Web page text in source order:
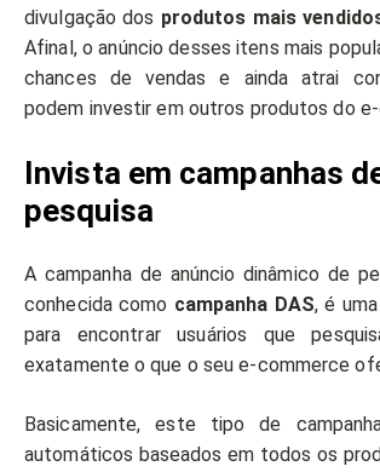
divulgação dos produtos mais
Afinal, o anúncio desses itens mais
chances de vendas e ainda atrai
podem investir em outros produtos do
Invista em campanhas
pesquisa
A campanha de anúncio dinâmico de
conhecida como campanha DAS, é
para encontrar usuários que
exatamente o que o seu e-commerce
Basicamente, este tipo de
automáticos baseados em todos os